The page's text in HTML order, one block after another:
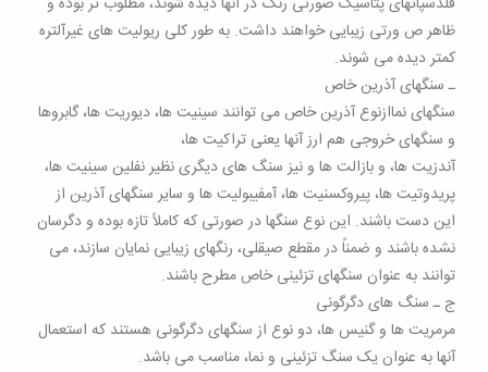
ظاهر ص ورتی زیبایی خواهند داشت. به طور کلی ریولیت های غیرآلتره
کمتر دیده می شوند.
ـ سنگهای آذرین خاص
سنگهای نماازنوع آذرین خاص می توانند سینیت ها، دیوریت ها، گابروها
و سنگهای خروجی هم ارز آنها یعنی تراکیت ها،
آندزیت ها، و بازالت ها و نیز سنگ های دیگری نظیر نفلین سینیت ها،
پریدوتیت ها، پیروکسنیت ها، آمفیبولیت ها و سایر سنگهای آذرین از
این دست باشند. این نوع سنگها در صورتی که کاملاً تازه بوده و دگرسان
نشده باشند و ضمناً در مقطع صیقلی، رنگهای زیبایی نمایان سازند، می
توانند به عنوان سنگهای تزئینی خاص مطرح باشند.
ج ـ سنگ های دگرگونی
مرمریت ها و گنیس ها، دو نوع از سنگهای دگرگونی هستند که استعمال
آنها به عنوان یک سنگ تزئینی و نما، مناسب می باشد.